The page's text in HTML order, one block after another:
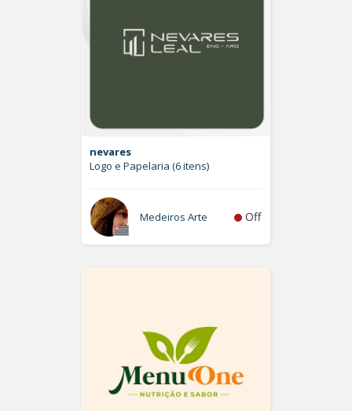
nevares
Logo e Papelaria (6 itens)
Medeiros Arte Off